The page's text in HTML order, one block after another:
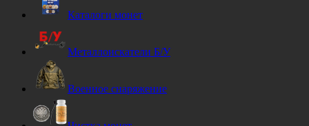
Каталоги монет
Металлоискатели Б/У
Военное снаряжение